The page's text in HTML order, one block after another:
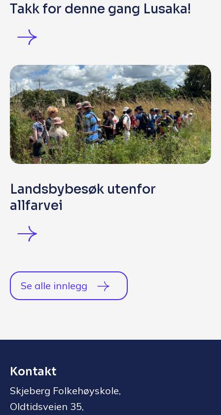
Takk for denne gang Lusaka!
Landsbybesøk utenfor
allfarvei
Se alle innlegg
Kontakt
Skjeberg Folkehøyskole,
Oldtidsveien 35,